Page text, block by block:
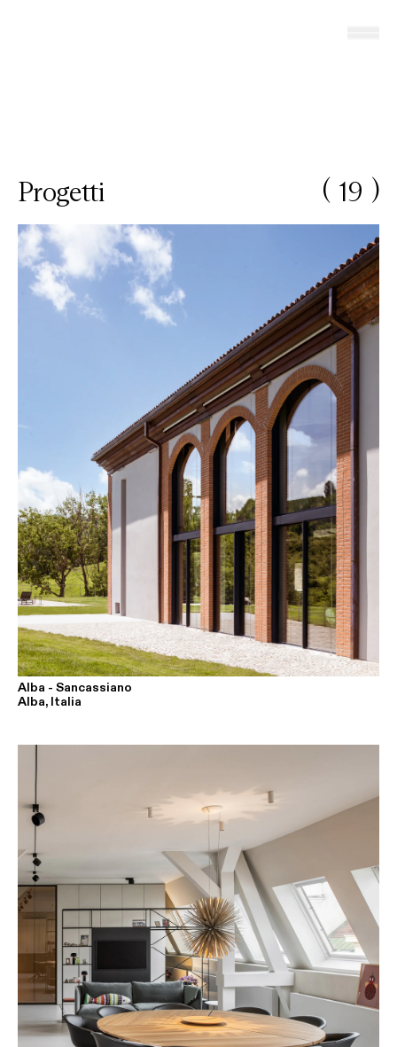
Progetti ( 19 )
Alba - Sancassiano
Alba, Italia